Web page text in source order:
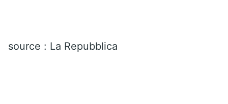
source : La Repubblica